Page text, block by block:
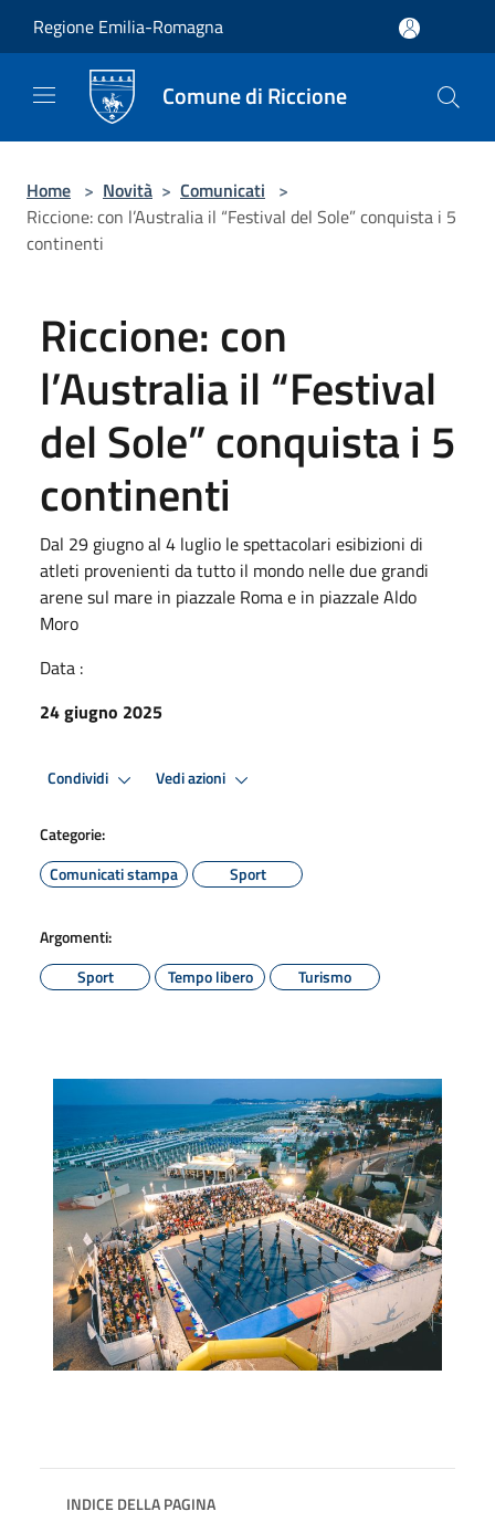
Regione Emilia-Romagna
Comune di Riccione
Home > Novità > Comunicati >
Riccione: con l’Australia il “Festival del Sole” conquista i 5
continenti
Riccione: con
l’Australia il “Festival
del Sole” conquista i 5
continenti
Dal 29 giugno al 4 luglio le spettacolari esibizioni di
atleti provenienti da tutto il mondo nelle due grandi
arene sul mare in piazzale Roma e in piazzale Aldo
Moro
Data :
24 giugno 2025
Condividi Vedi azioni
Categorie:
Comunicati stampa
Sport
Argomenti:
Sport
Tempo libero Turismo
INDICE DELLA PAGINA